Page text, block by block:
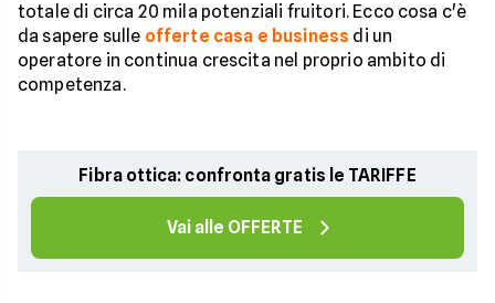
totale di circa 20 mila potenziali fruitori. Ecco cosa c'è
da sapere sulle offerte casa e business di un
operatore in continua crescita nel proprio ambito di
competenza.
Fibra ottica: confronta gratis le TARIFFE
Vai alle OFFERTE